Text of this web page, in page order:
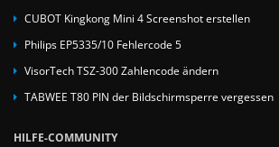
CUBOT Kingkong Mini 4 Screenshot erstellen
Philips EP5335/10 Fehlercode 5
VisorTech TSZ-300 Zahlencode ändern
TABWEE T80 PIN der Bildschirmsperre vergessen
HILFE-COMMUNITY